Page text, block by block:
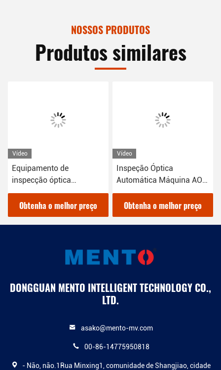
NOSSOS PRODUTOS
Produtos similares
Vídeo
Inspeção Óptica
Automática Máquina AOI
3D Iluminação LED RGB
1100Kg
Obtenha o melhor preço
Vídeo
Dispositivo de inspeção
conjunta de solda 3D da
máquina AOI de PCB do
Windows 10
Obtenha o melhor preço
DONGGUAN MENTO INTELLIGENT TECHNOLOGY CO.,
LTD.
asako@mento-mv.com
00-86-14775950818
- Não, não.1Rua Minxing1, comunidade de Shangjiao, cidade